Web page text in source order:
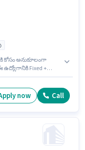
కోసం అనుకూలంగా
ఉద్యోగానికి Fixed +
6 days working
now Call